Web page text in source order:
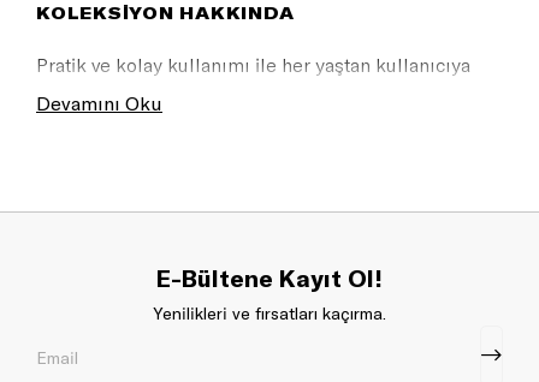
KOLEKSİYON HAKKINDA
Pratik ve kolay kullanımı ile her yaştan kullanıcıya
uygundur.
Devamını Oku
E-Bültene Kayıt Ol!
Yenilikleri ve fırsatları kaçırma.